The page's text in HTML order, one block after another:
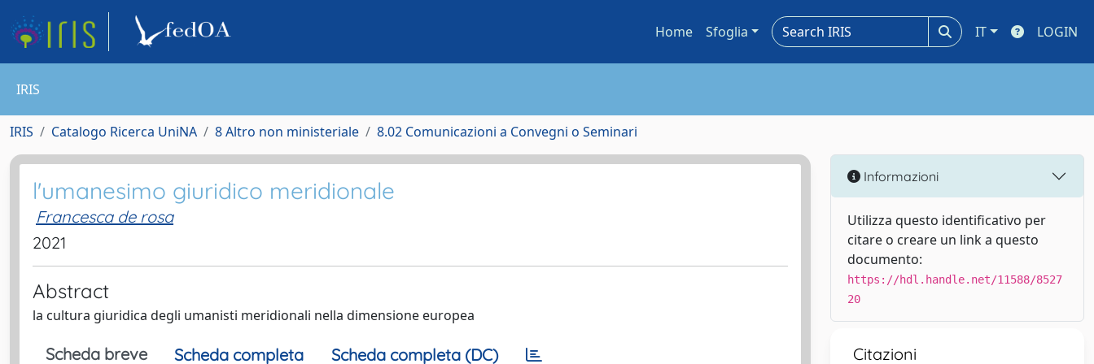
Home Sfoglia IT LOGIN
IRIS
IRIS Catalogo Ricerca UniNA 8 Altro non ministeriale 8.02 Comunicazioni a Convegni o Seminari
l'umanesimo giuridico meridionale
Francesca de rosa
2021
Abstract
la cultura giuridica degli umanisti meridionali nella dimensione europea
Scheda breve Scheda completa Scheda completa (DC)
Informazioni
Utilizza questo identificativo per
citare o creare un link a questo
documento:
https://hdl.handle.net/11588/8527
20
Citazioni